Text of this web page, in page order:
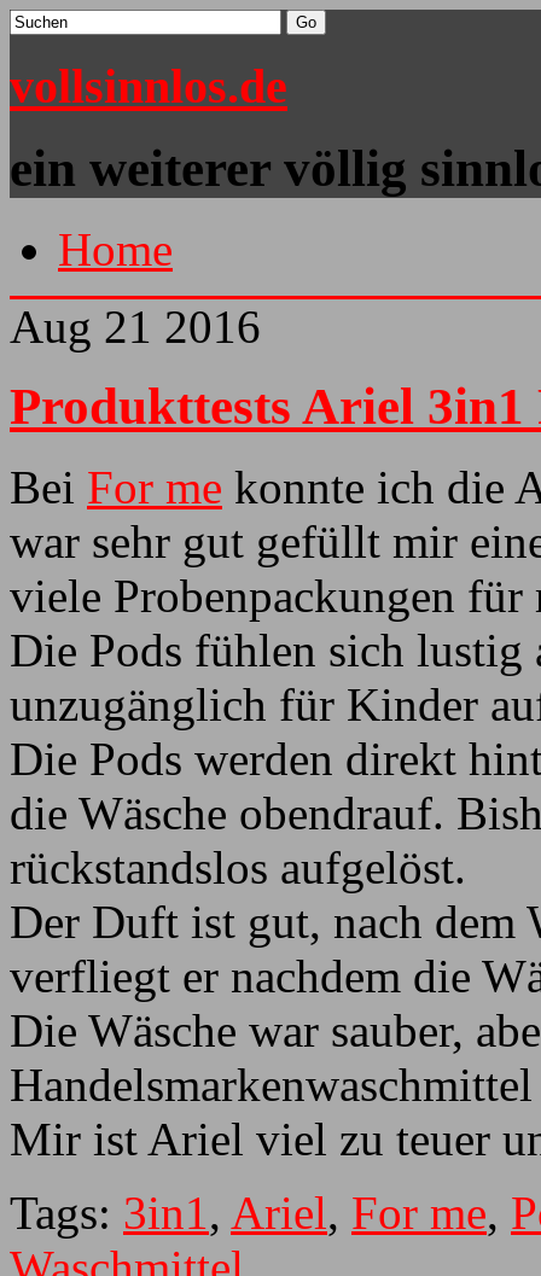
vollsinnlos.de
ein weiterer völlig
Home
Aug 21 2016
Produkttests Ariel 3in1
Bei For me konnte ich die
war sehr gut gefüllt mir
viele Probenpackungen für
Die Pods fühlen sich lustig
unzugänglich für Kinder
Die Pods werden direkt
die Wäsche obendrauf.
rückstandslos aufgelöst.
Der Duft ist gut, nach dem
verfliegt er nachdem die
Die Wäsche war sauber,
Mir ist Ariel viel zu teuer
Tags: 3in1, Ariel, For me,